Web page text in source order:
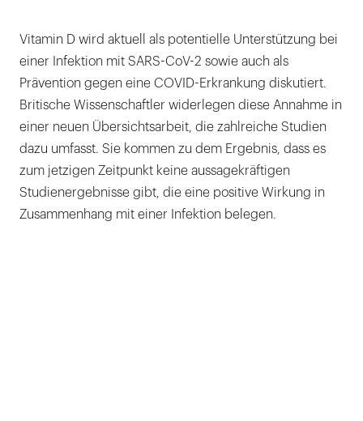
Vitamin D wird aktuell als potentielle Unterstützung bei
einer Infektion mit SARS-CoV-2 sowie auch als
Prävention gegen eine COVID-Erkrankung diskutiert.
Britische Wissenschaftler widerlegen diese Annahme in
einer neuen Übersichtsarbeit, die zahlreiche Studien
dazu umfasst. Sie kommen zu dem Ergebnis, dass es
zum jetzigen Zeitpunkt keine aussagekräftigen
Studienergebnisse gibt, die eine positive Wirkung in
Zusammenhang mit einer Infektion belegen.